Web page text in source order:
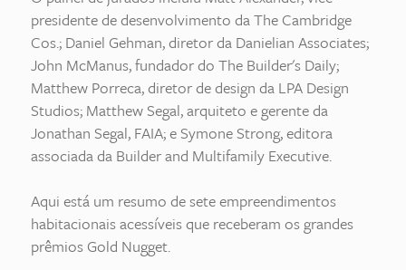
presidente de desenvolvimento da The Cambridge
Cos.; Daniel Gehman, diretor da Danielian Associates;
John McManus, fundador do The Builder's Daily;
Matthew Porreca, diretor de design da LPA Design
Studios; Matthew Segal, arquiteto e gerente da
Jonathan Segal, FAIA; e Symone Strong, editora
associada da Builder and Multifamily Executive.
Aqui está um resumo de sete empreendimentos
habitacionais acessíveis que receberam os grandes
prêmios Gold Nugget.